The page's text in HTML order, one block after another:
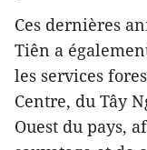
Ces dernières
Tiên a
les services
Centre, du Tây
Ouest du pays,